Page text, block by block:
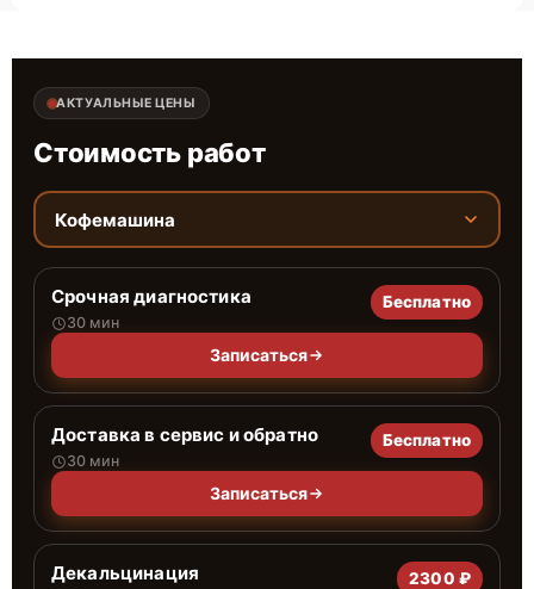
АКТУАЛЬНЫЕ ЦЕНЫ
Стоимость работ
Кофемашина
Срочная диагностика
30 мин
Бесплатно
Записаться
Доставка в сервис и обратно
30 мин
Бесплатно
Записаться
Декальцинация 2300 ₽